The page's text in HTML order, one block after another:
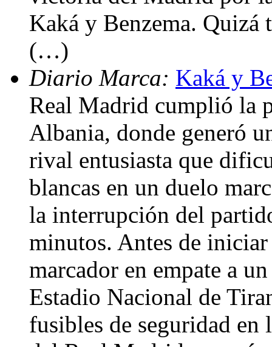
Kaká y Benzema. Quizá
(…)
Diario Marca: Kaká y
Real Madrid cumplió la
Albania, donde generó
rival entusiasta que
blancas en un duelo
la interrupción del
minutos. Antes de
marcador en empate a
Estadio Nacional de
fusibles de seguridad